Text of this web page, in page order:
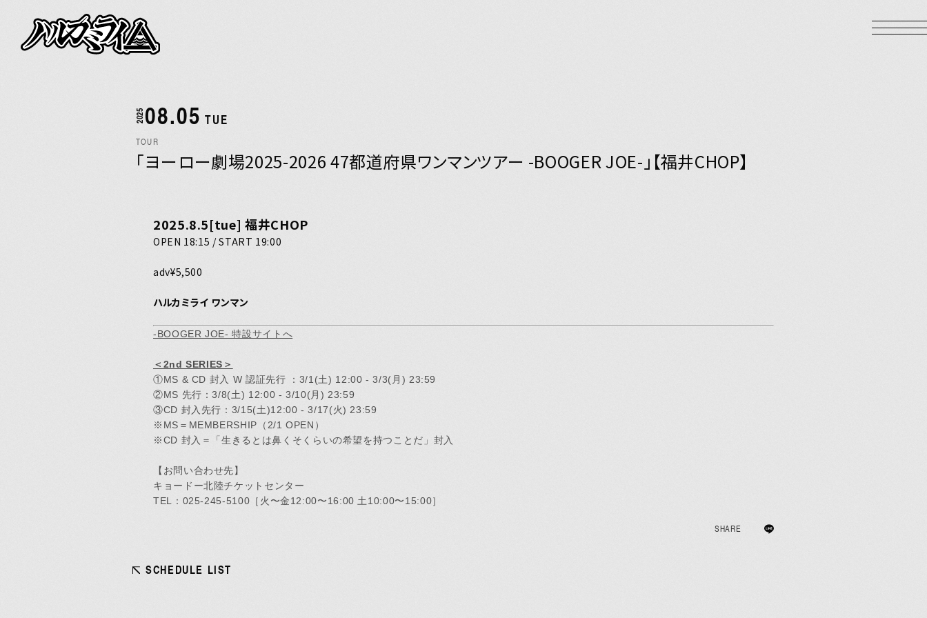
NEWS
BIOGRAPHY
VIDEO
GOODS
YouTube LINE MUSIC Apple Music Spotify
MEMBERS’ NEWS
メキ麺記ギルティ
202508.05 TUE
TOUR
「ヨーロー劇場2025-2026 47都道府県ワンマンツアー -BOOGER JOE-」【福井CHOP】
2025.8.5[tue] 福井CHOP
OPEN 18:15 / START 19:00
adv¥5,500
ハルカミライ ワンマン
-BOOGER JOE- 特設サイトへ
＜2nd SERIES＞
①MS & CD 封入 W 認証先行 ：3/1(土) 12:00 - 3/3(月) 23:59
②MS 先行：3/8(土) 12:00 - 3/10(月) 23:59
③CD 封入先行：3/15(土)12:00 - 3/17(火) 23:59
※MS＝MEMBERSHIP（2/1 OPEN）
※CD 封入＝「生きるとは鼻くそくらいの希望を持つことだ」封入
【お問い合わせ先】
キョードー北陸チケットセンター
TEL：025-245-5100［火〜金12:00〜16:00 土10:00〜15:00］
SHARE
SCHEDULE LIST